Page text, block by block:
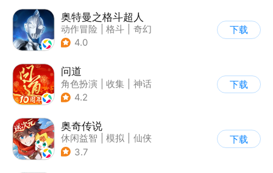
奥特曼之格斗超人
动作冒险 格斗
奇幻
| 奥特曼
4.0
下载
问道
角色扮演 收集
神话
| 宠物
4.2
下载
奥奇传说
休闲益智 模拟
仙侠
| 童年
3.7
下载